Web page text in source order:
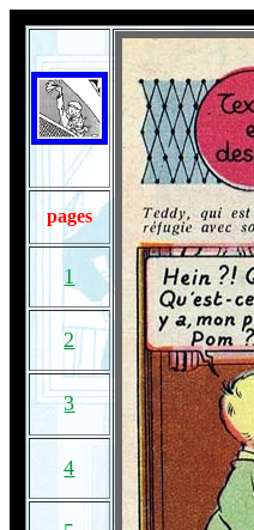
pages
1
2
3
4